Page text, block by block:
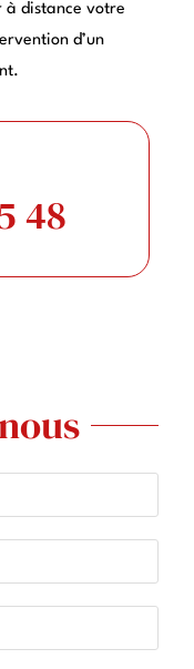
à distance votre
d’un
48